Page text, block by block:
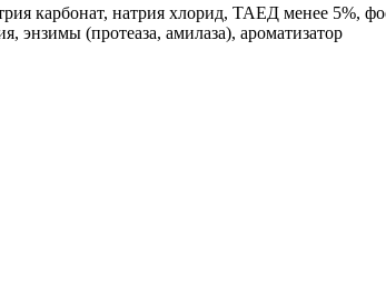
карбонат, натрия хлорид, ТАЕД менее 5%,
энзимы (протеаза, амилаза), ароматизатор